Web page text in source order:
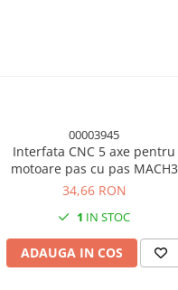
00003945
Interfata CNC 5 axe pentru
motoare pas cu pas MACH3
34,66 RON
1 IN STOC
ADAUGA IN COS